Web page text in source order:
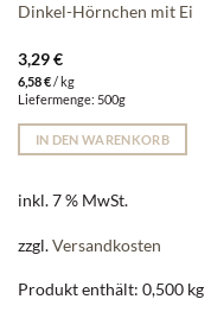
Dinkel-Hörnchen mit Ei
3,29€
6,58€/kg
Liefermenge: 500g
IN DEN WARENKORB
inkl. 7 % MwSt.
zzgl.Versandkosten
Produkt enthält: 0,500 kg